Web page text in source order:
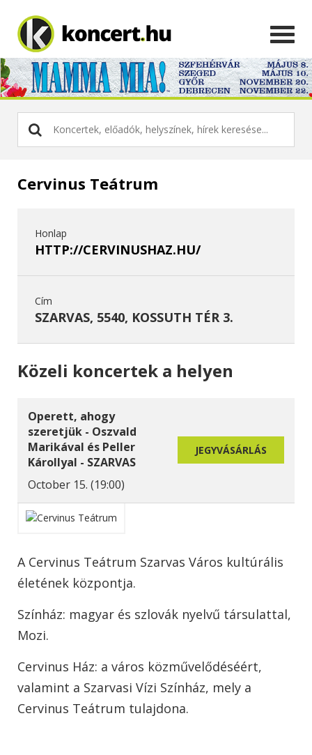
Cervinus Teátrum
Honlap
HTTP://CERVINUSHAZ.HU/
Cím
SZARVAS, 5540, KOSSUTH TÉR 3.
Közeli koncertek a helyen
Operett, ahogy
szeretjük - Oszvald
Marikával és Peller
Károllyal - SZARVAS
October 15. (19:00)
JEGYVÁSÁRLÁS
A Cervinus Teátrum Szarvas Város kultúrális
életének központja.
Színház: magyar és szlovák nyelvű társulattal,
Mozi.
Cervinus Ház: a város közművelődéséért,
valamint a Szarvasi Vízi Színház, mely a
Cervinus Teátrum tulajdona.